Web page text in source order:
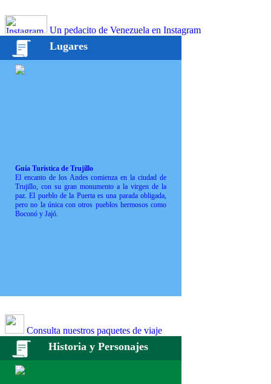
Un pedacito de Venezuela en Instagram
Lugares
Guía Turística de Trujillo
El encanto de los Andes comienza en la ciudad de
Trujillo, con su gran monumento a la virgen de la
paz. El pueblo de la Puerta es una parada obligada,
pero no la única con otros pueblos hermosos como
Boconó y Jajó.
Consulta nuestros paquetes de viaje
Historia y Personajes